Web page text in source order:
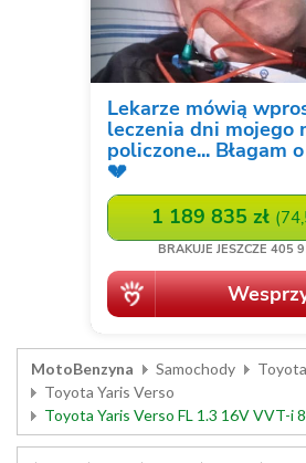
MotoBenzyna Samochody
Toyota
Toyota Yaris Verso
Toyota Yaris Verso FL 1.3 16V VVT-i